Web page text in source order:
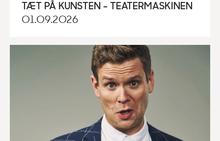
TÆT PÅ KUNSTEN - TEATERMASKINEN
01.09.2026